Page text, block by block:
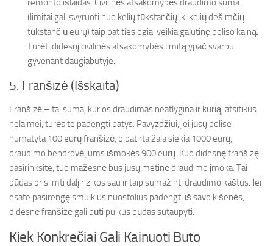
remonto išlaidas. Civilinės atsakomybės draudimo suma
(limitai gali svyruoti nuo kelių tūkstančių iki kelių dešimčių
tūkstančių eurų) taip pat tiesiogiai veikia galutinę poliso kainą.
Turėti didesnį civilinės atsakomybės limitą ypač svarbu
gyvenant daugiabutyje.
5. Franšizė (Išskaita)
Franšizė – tai suma, kurios draudimas neatlygina ir kurią, atsitikus
nelaimei, turėsite padengti patys. Pavyzdžiui, jei jūsų polise
numatyta 100 eurų franšizė, o patirta žala siekia 1000 eurų,
draudimo bendrovė jums išmokės 900 eurų. Kuo didesnę franšizę
pasirinksite, tuo mažesnė bus jūsų metinė draudimo įmoka. Tai
būdas prisiimti dalį rizikos sau ir taip sumažinti draudimo kaštus. Jei
esate pasirengę smulkius nuostolius padengti iš savo kišenės,
didesnė franšizė gali būti puikus būdas sutaupyti.
Kiek Konkrečiai Gali Kainuoti Buto